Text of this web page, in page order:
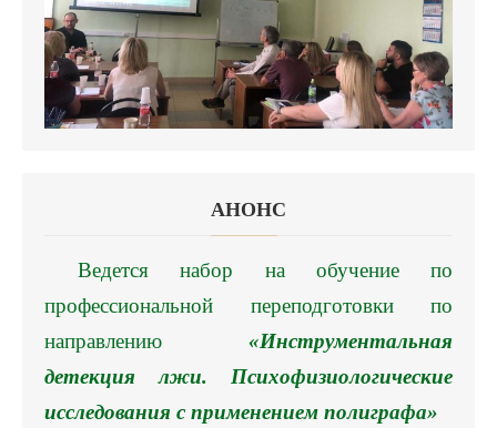
АНОНC
Ведется набор на обучение по
профессиональной переподготовки по
направлению «Инструментальная
детекция лжи. Психофизиологические
исследования с применением полиграфа»